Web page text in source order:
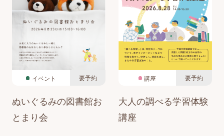
イベント 要予約
ぬいぐるみの図書館お
とまり会
講座 要予約
大人の調べる学習体験
講座